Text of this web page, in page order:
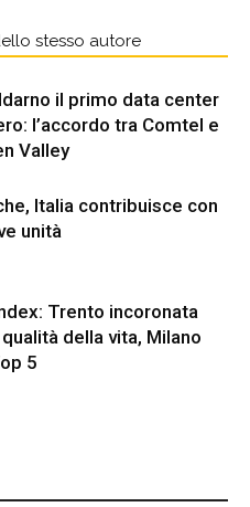
stesso autore
il primo data center
l’accordo tra Comtel e
Valley
Italia contribuisce con
unità
Trento incoronata
della vita, Milano
5